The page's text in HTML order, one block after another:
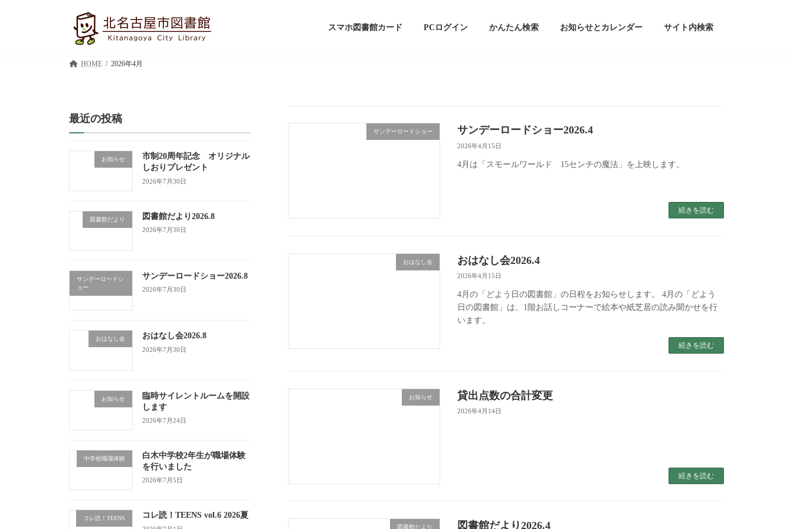
スマホ図書館カード PCログイン かんたん検索 お知らせとカレンダー サイト内検索
HOME 2026年4月
サンデーロードショー サンデーロードショー2026.4
2026年4月15日
4月は「スモールワールド 15センチの魔法」を上映します。
続きを読む
おはなし会 おはなし会2026.4
2026年4月15日
4月の「どよう日の図書館」の日程をお知らせします。 4月の「どよう
日の図書館」は、1階お話しコーナーで絵本や紙芝居の読み聞かせを行
います。
続きを読む
お知らせ 貸出点数の合計変更
2026年4月14日
続きを読む
図書館だより 図書館だより2026.4
最近の投稿
お知らせ
市制20周年記念 オリジナル
しおりプレゼント
2026年7月30日
図書館だより 図書館だより2026.8
2026年7月30日
サンデーロードシ
ョー
サンデーロードショー2026.8
2026年7月30日
おはなし会 おはなし会2026.8
2026年7月30日
お知らせ
臨時サイレントルームを開設
します
2026年7月24日
中学校職場体験
白木中学校2年生が職場体験
を行いました
2026年7月5日
コレ読！TEENS コレ読！TEENS vol.6 2026夏